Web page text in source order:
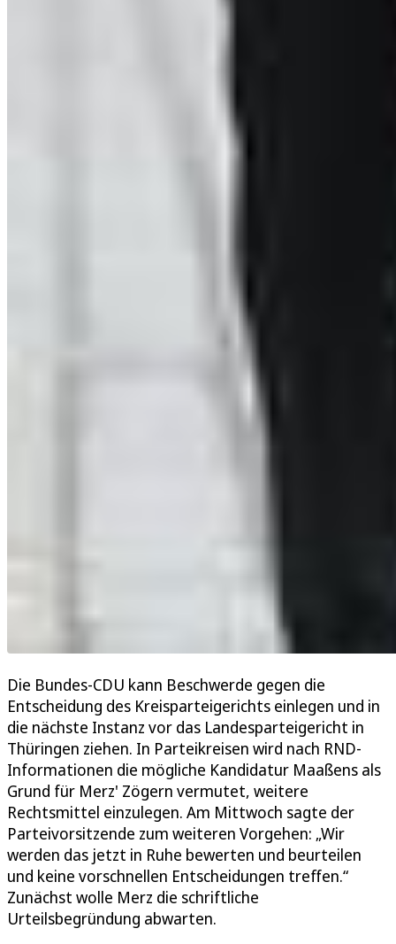
Die Bundes-CDU kann Beschwerde gegen die
Entscheidung des Kreisparteigerichts einlegen und in
die nächste Instanz vor das Landesparteigericht in
Thüringen ziehen. In Parteikreisen wird nach RND-
Informationen die mögliche Kandidatur Maaßens als
Grund für Merz' Zögern vermutet, weitere
Rechtsmittel einzulegen. Am Mittwoch sagte der
Parteivorsitzende zum weiteren Vorgehen: „Wir
werden das jetzt in Ruhe bewerten und beurteilen
und keine vorschnellen Entscheidungen treffen.“
Zunächst wolle Merz die schriftliche
Urteilsbegründung abwarten.